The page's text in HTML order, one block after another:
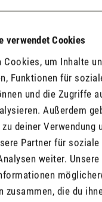
verwendet Cookies
Cookies, um Inhalte
Funktionen für
und die Zugriffe
Außerdem
deiner Verwendung
Partner für soziale
weiter. Unsere
zusammen, die du
(HVL) &
2777
1202
00:00